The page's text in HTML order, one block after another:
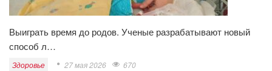
Выиграть время до родов. Ученые разрабатывают новый
способ л…
Здоровье 27 мая 2026 670